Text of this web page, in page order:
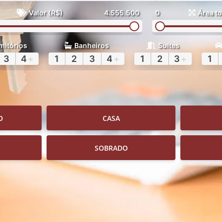
Valor (R$) 4.555.500 0 Área
3 4 +
Banheiros
1 2 3 4 +
Suítes
1 2 3 + 1
CASA
SOBRADO